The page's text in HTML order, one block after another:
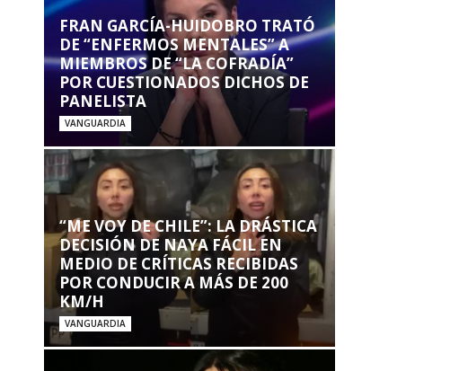
FRAN GARCÍA-HUIDOBRO TRATÓ
DE “ENFERMOS MENTALES” A
MIEMBROS DE “LA COFRADÍA”
POR CUESTIONADOS DICHOS DE
PANELISTA
VANGUARDIA
“ME VOY DE CHILE”: LA DRÁSTICA
DECISIÓN DE NAYA FÁCIL EN
MEDIO DE CRÍTICAS RECIBIDAS
POR CONDUCIR A MÁS DE 200
KM/H
VANGUARDIA